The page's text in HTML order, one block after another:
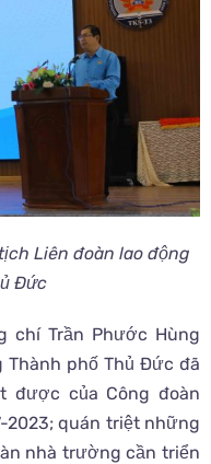
Liên đoàn lao động
Đức
chí Trần Phước Hùng
Thành phố Thủ Đức đã
được của Công đoàn
2023; quán triệt những
nhà trường cần triển